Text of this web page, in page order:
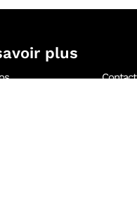
plus
Contact